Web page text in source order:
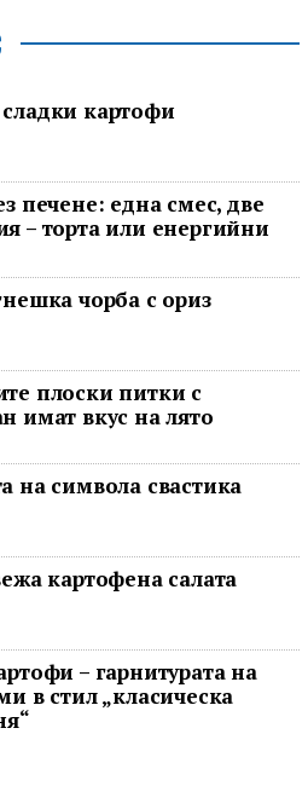
картофи
печене: една смес, две
– торта или енергийни
чорба с ориз
плоски питки с
имат вкус на лято
на символа свастика
картофена салата
– гарнитурата на
в стил „класическа